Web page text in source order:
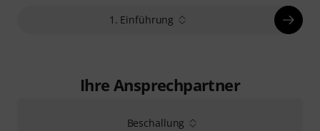
1. Einführung
Ihre Ansprechpartner
Beschallung